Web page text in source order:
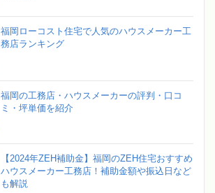
福岡ローコスト住宅で人気のハウスメーカー工
務店ランキング
福岡の工務店・ハウスメーカーの評判・口コ
ミ・坪単価を紹介
【2024年ZEH補助金】福岡のZEH住宅おすすめ
ハウスメーカー工務店！補助金額や振込日など
も解説